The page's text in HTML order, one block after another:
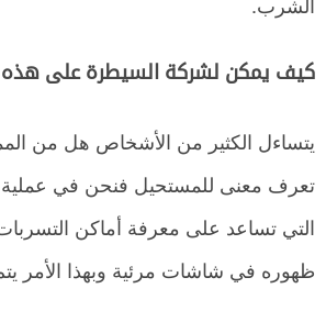
كيف يمكن لشركة السيطرة على هذه
يتساءل الكثير من الأشخاص هل من
تعرف معنى للمستحيل فنحن في عملية
التي تساعد على معرفة أماكن
ظهوره في شاشات مرئية وبهذا الأمر